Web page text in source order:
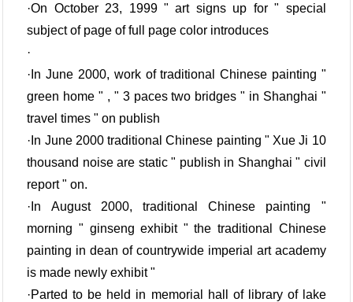
·On October 23, 1999 " art signs up for " special
subject of page of full page color introduces
·
·In June 2000, work of traditional Chinese painting "
green home " , " 3 paces two bridges " in Shanghai "
travel times " on publish
·In June 2000 traditional Chinese painting " Xue Ji 10
thousand noise are static " publish in Shanghai " civil
report " on.
·In August 2000, traditional Chinese painting "
morning " ginseng exhibit " the traditional Chinese
painting in dean of countrywide imperial art academy
is made newly exhibit "
·Parted to be held in memorial hall of library of lake